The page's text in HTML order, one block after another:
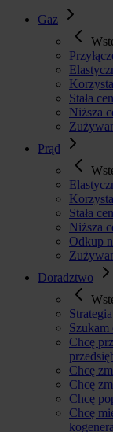
Gaz
Stała
Niższa
Prąd
Stała
Niższa
Odkup
Doradztwo
Szukam
Chcę
Chcę
Chcę
Chcę
Chcę